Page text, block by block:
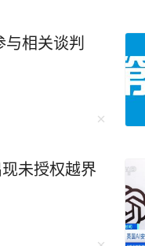
便让F-35战机生产线
稳如磐石。 还有无人机碾
上展示的无人机航母
多的“芯片大脑”。 李柘
人管也一塌糊涂。
知识点进行梳理、
与相关谈判
未授权越界